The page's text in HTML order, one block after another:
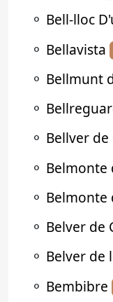
⚬ Bell-lloc
⚬ Bellavista
⚬ Bellmunt
⚬
⚬ Bellver de
⚬ Belmonte
⚬ Belmonte
⚬ Belver de
⚬ Belver de
⚬ Bembibre